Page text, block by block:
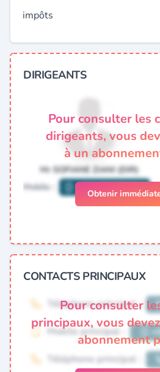
impôts
DIRIGEANTS
Pour consulter les
dirigeants, vous
à un
Obtenir
CONTACTS PRINCIPAUX
Pour consulter
principaux, vous
abonnement